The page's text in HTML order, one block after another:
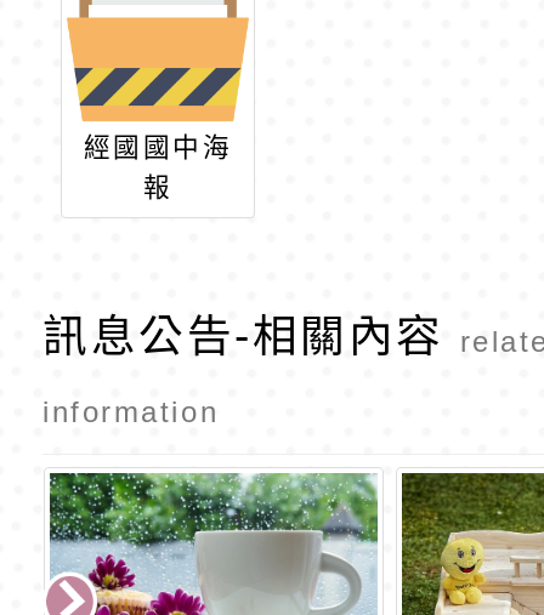
經國國中海
報
訊息公告-相關內容
information